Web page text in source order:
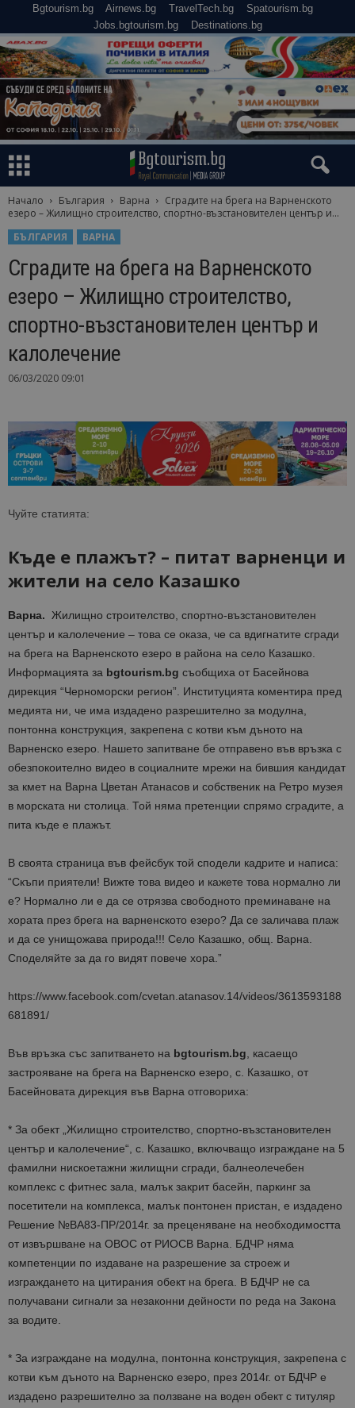
Bgtourism.bg Airnews.bg TravelTech.bg
Spatourism.bg
Jobs.bgtourism.bg
Destinations.bg
Начало България Варна
Сградите на брега на Варненското
езеро – Жилищно строителство, спортно-възстановителен център и...
БЪЛГАРИЯ
ВАРНА
Сградите на брега на Варненското
езеро – Жилищно строителство,
спортно-възстановителен център и
калолечение
06/03/2020 09:01
Чуйте статията:
Къде е плажът? – питат варненци и
жители на село Казашко
Варна. Жилищно строителство, спортно-възстановителен
център и калолечение – това се оказа, че са вдигнатите сгради
на брега на Варненското езеро в района на село Казашко.
Информацията за bgtourism.bg съобщиха от Басейнова
дирекция “Черноморски регион”. Институцията коментира пред
медията ни, че има издадено разрешително за модулна,
понтонна конструкция, закрепена с котви към дъното на
Варненско езеро. Нашето запитване бе отправено във връзка с
обезпокоително видео в социалните мрежи на бившия кандидат
за кмет на Варна Цветан Атанасов и собственик на Ретро музея
в морската ни столица. Той няма претенции спрямо сградите, а
пита къде е плажът.
В своята страница във фейсбук той сподели кадрите и написа:
“Скъпи приятели! Вижте това видео и кажете това нормално ли
е? Нормално ли е да се отрязва свободното преминаване на
хората през брега на варненското езеро? Да се заличава плаж
и да се унищожава природа!!! Село Казашко, общ. Варна.
Споделяйте за да го видят повече хора.”
https://www.facebook.com/cvetan.atanasov.14/videos/3613593188
681891/
Във връзка със запитването на bgtourism.bg, касаещо
застрояване на брега на Варненско езеро, с. Казашко, от
Басейновата дирекция във Варна отговориха:
* За обект „Жилищно строителство, спортно-възстановителен
център и калолечение“, с. Казашко, включващо изграждане на 5
фамилни нискоетажни жилищни сгради, балнеолечебен
комплекс с фитнес зала, малък закрит басейн, паркинг за
посетители на комплекса, малък понтонен пристан, е издадено
Решение №ВА83-ПР/2014г. за преценяване на необходимостта
от извършване на ОВОС от РИОСВ Варна. БДЧР няма
компетенции по издаване на разрешение за строеж и
изграждането на цитирания обект на брега. В БДЧР не са
получавани сигнали за незаконни дейности по реда на Закона
за водите.
* За изграждане на модулна, понтонна конструкция, закрепена с
котви към дъното на Варненско езеро, през 2014г. от БДЧР е
издадено разрешително за ползване на воден обект с титуляр